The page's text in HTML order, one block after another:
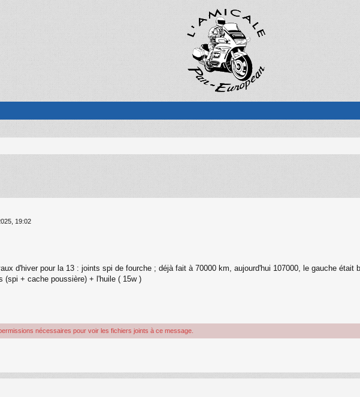
19:02
d'hiver pour la 13 : joints spi de fourche ; déjà fait à 70000 km, aujourd'hui 107000, le gauche était
(spi + cache poussière) + l'huile ( 15w )
nécessaires pour voir les fichiers joints à ce message.